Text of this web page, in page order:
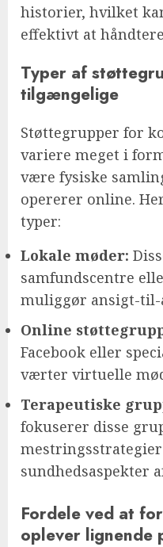
historier, hvilket
effektivt at
Typer af
tilgængelige
Støttegrupper for
variere meget i
være fysiske
opererer online.
typer:
Lokale møder:
samfundscentre
muliggør ansigt-
Online
Facebook eller
værter virtuelle
Terapeutiske
fokuserer disse
sundhedsaspekter
Fordele ved at
oplever lignende